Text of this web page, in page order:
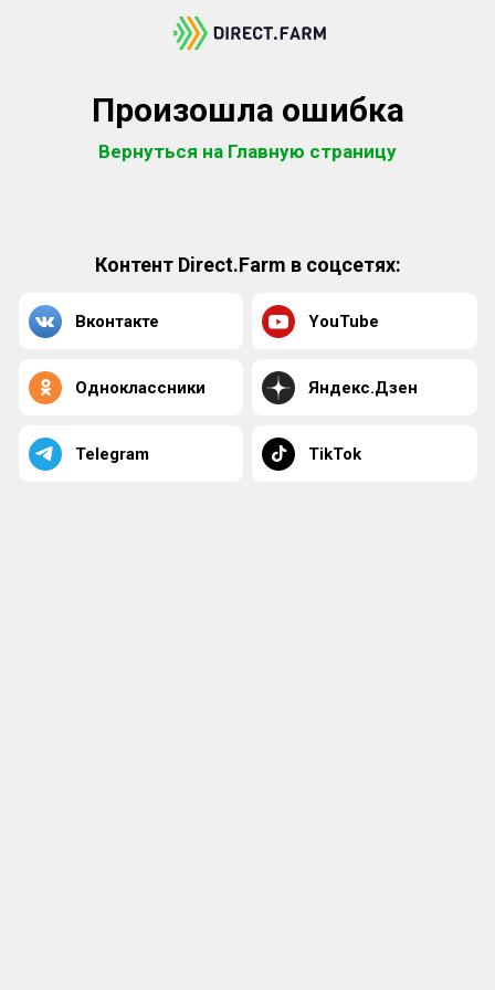
Произошла ошибка
Вернуться на Главную страницу
Контент Direct.Farm в соцсетях:
Вконтакте YouTube
Одноклассники Яндекс.Дзен
Telegram TikTok